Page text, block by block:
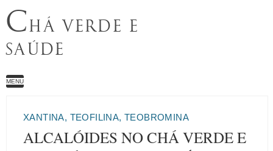
CHÁ VERDE E
SAÚDE
MENU
XANTINA, TEOFILINA, TEOBROMINA
ALCALÓIDES NO CHÁ VERDE E